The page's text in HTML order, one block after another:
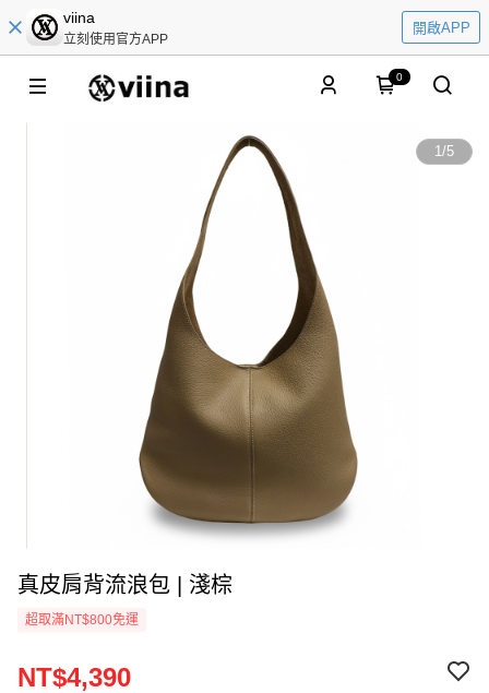
viina
立刻使用官方APP
開啟APP
0
1/5
真皮肩背流浪包 | 淺棕
超取滿NT$800免運
NT$4,390